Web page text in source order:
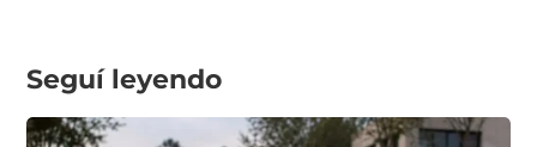
Seguí leyendo